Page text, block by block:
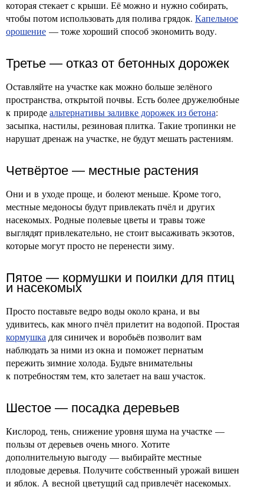
которая стекает с крыши. Её можно и нужно собирать,
чтобы потом использовать для полива грядок. Капельное
орошение — тоже хороший способ экономить воду.
Третье — отказ от бетонных дорожек
Оставляйте на участке как можно больше зелёного
пространства, открытой почвы. Есть более дружелюбные
к природеальтернативы заливке дорожек из бетона:
засыпка, настилы, резиновая плитка. Такие тропинки не
нарушат дренаж на участке, не будут мешать растениям.
Четвёртое — местные растения
Они и в уходе проще, и болеют меньше. Кроме того,
местные медоносы будут привлекать пчёл и других
насекомых. Родные полевые цветы и травы тоже
выглядят привлекательно, не стоит высаживать экзотов,
которые могут просто не перенести зиму.
Пятое — кормушки и поилки для птиц
и насекомых
Просто поставьте ведро воды около крана, и вы
удивитесь, как много пчёл прилетит на водопой. Простая
кормушка для синичек и воробьёв позволит вам
наблюдать за ними из окна и поможет пернатым
пережить зимние холода. Будьте внимательны
к потребностям тем, кто залетает на ваш участок.
Шестое — посадка деревьев
Кислород, тень, снижение уровня шума на участке —
пользы от деревьев очень много. Хотите
дополнительную выгоду — выбирайте местные
плодовые деревья. Получите собственный урожай вишен
и яблок. А весной цветущий сад привлечёт насекомых.